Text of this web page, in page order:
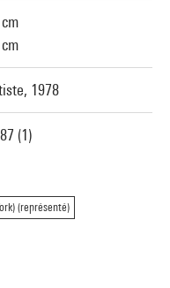
1978
(1)
(représenté)